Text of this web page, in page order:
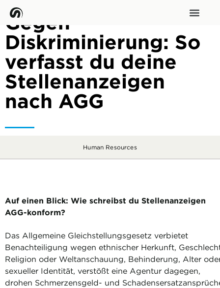
Gegen
Diskriminierung: So
verfasst du deine
Stellenanzeigen
nach AGG
Human Resources
Auf einen Blick: Wie schreibst du Stellenanzeigen
AGG-konform?
Das Allgemeine Gleichstellungsgesetz verbietet
Benachteiligung wegen ethnischer Herkunft,
Religion oder Weltanschauung, Behinderung, Alter
sexueller Identität, verstößt eine Agentur dagegen,
drohen Schmerzensgeld- und